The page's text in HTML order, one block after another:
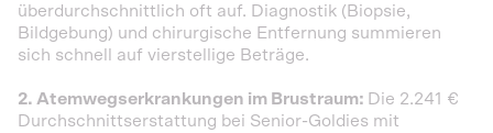
überdurchschnittlich oft auf. Diagnostik (Biopsie,
Bildgebung) und chirurgische Entfernung summieren
sich schnell auf vierstellige Beträge.
2. Atemwegserkrankungen im Brustraum: Die 2.241 €
Durchschnittserstattung bei Senior-Goldies mit